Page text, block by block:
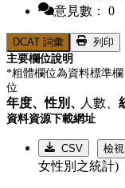
意見數： 0
DCAT 詞彙
列印
主要欄位說明
*粗體欄位為資料標準欄
位
年度、性別、 人數、
資料資源下載網址
CSV 檢
女性別之統計)